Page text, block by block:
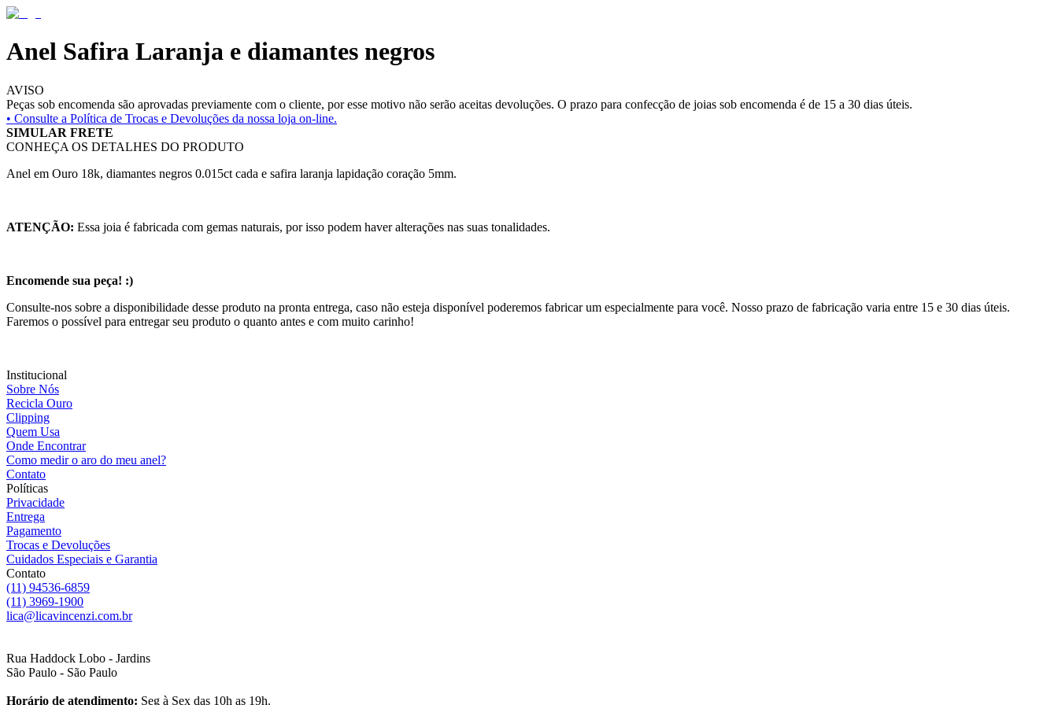
Anel Safira Laranja e diamantes negros
AVISO
Peças sob encomenda são aprovadas previamente com o cliente, por esse motivo não serão aceitas devoluções. O prazo para confecção de joias sob encomenda é de 15 a 30 dias úteis.
• Consulte a Política de Trocas e Devoluções da nossa loja on-line.
SIMULAR FRETE
CONHEÇA OS DETALHES DO PRODUTO
Anel em Ouro 18k, diamantes negros 0.015ct cada e safira laranja lapidação coração 5mm.
ATENÇÃO: Essa joia é fabricada com gemas naturais, por isso podem haver alterações nas suas tonalidades.
Encomende sua peça! :)
Consulte-nos sobre a disponibilidade desse produto na pronta entrega, caso não esteja disponível poderemos fabricar um especialmente para você. Nosso prazo de fabricação varia entre 15 e 30 dias úteis.
Faremos o possível para entregar seu produto o quanto antes e com muito carinho!
Institucional
Sobre Nós
Recicla Ouro
Clipping
Quem Usa
Onde Encontrar
Como medir o aro do meu anel?
Contato
Políticas
Privacidade
Entrega
Pagamento
Trocas e Devoluções
Cuidados Especiais e Garantia
Contato
(11) 94536-6859
(11) 3969-1900
lica@licavincenzi.com.br
Rua Haddock Lobo - Jardins
São Paulo - São Paulo
Horário de atendimento: Seg à Sex das 10h as 19h.